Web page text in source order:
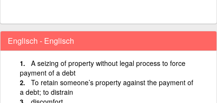
Englisch - Englisch
A seizing of property without legal process to force
payment of a debt
To retain someone’s property against the payment of
a debt; to distrain